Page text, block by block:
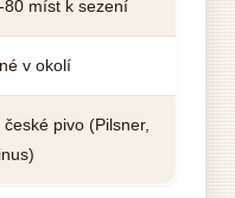
80 míst k sezení
v okolí
české pivo (Pilsner,